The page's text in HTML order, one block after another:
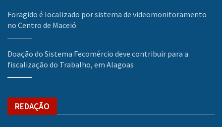
Foragido é localizado por sistema de videomonitoramento
no Centro de Maceió
Doação do Sistema Fecomércio deve contribuir para a
fiscalização do Trabalho, em Alagoas
REDAÇÃO